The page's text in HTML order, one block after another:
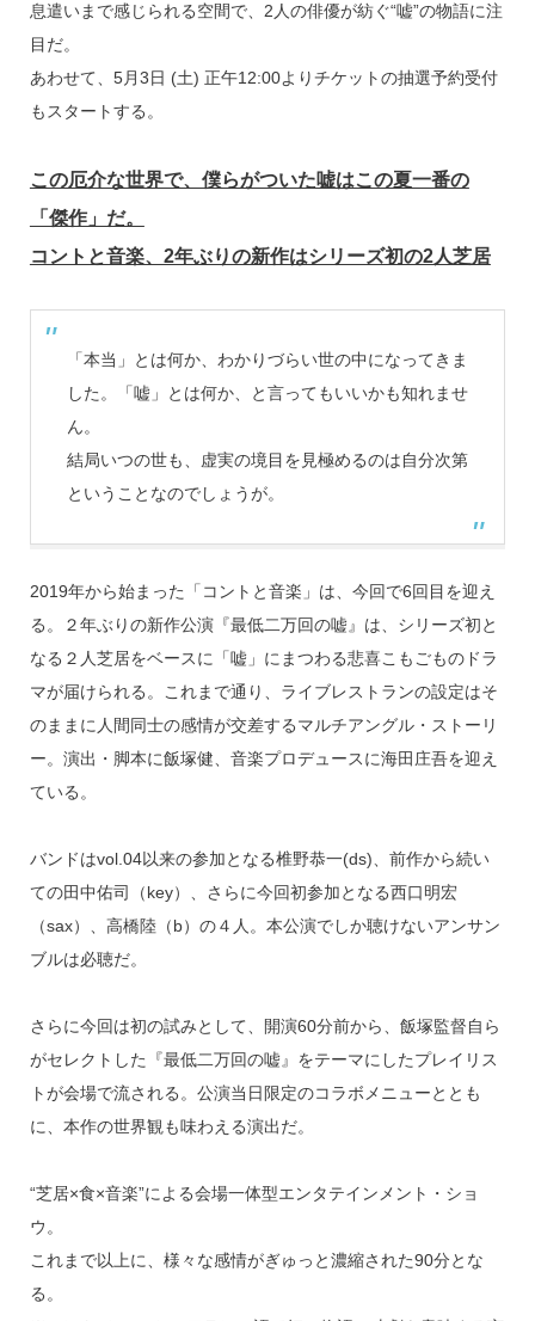
息遣いまで感じられる空間で、2人の俳優が紡ぐ“嘘”の物語に注
目だ。
あわせて、5月3日 (土) 正午12:00よりチケットの抽選予約受付
もスタートする。
この厄介な世界で、僕らがついた嘘はこの夏一番の
「傑作」だ。
コントと音楽、2年ぶりの新作はシリーズ初の2人芝居
「本当」とは何か、わかりづらい世の中になってきま
した。「嘘」とは何か、と言ってもいいかも知れませ
ん。
結局いつの世も、虚実の境目を見極めるのは自分次第
ということなのでしょうが。
2019年から始まった「コントと音楽」は、今回で6回目を迎え
る。２年ぶりの新作公演『最低二万回の嘘』は、シリーズ初と
なる２人芝居をベースに「嘘」にまつわる悲喜こもごものドラ
マが届けられる。これまで通り、ライブレストランの設定はそ
のままに人間同士の感情が交差するマルチアングル・ストーリ
ー。演出・脚本に飯塚健、音楽プロデュースに海田庄吾を迎え
ている。
バンドはvol.04以来の参加となる椎野恭一(ds)、前作から続い
ての田中佑司（key）、さらに今回初参加となる西口明宏
（sax）、高橋陸（b）の４人。本公演でしか聴けないアンサン
ブルは必聴だ。
さらに今回は初の試みとして、開演60分前から、飯塚監督自ら
がセレクトした『最低二万回の嘘』をテーマにしたプレイリス
トが会場で流される。公演当日限定のコラボメニューととも
に、本作の世界観も味わえる演出だ。
“芝居×食×音楽”による会場一体型エンタテインメント・ショ
ウ。
これまで以上に、様々な感情がぎゅっと濃縮された90分とな
る。